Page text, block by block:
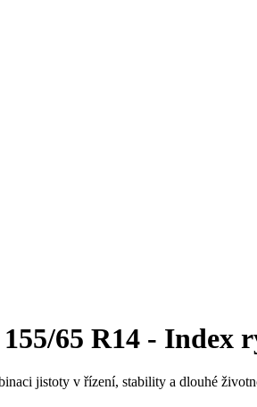
65 R14 - Index
jistoty v řízení, stability a dlouhé